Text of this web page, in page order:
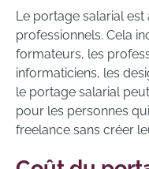
Le portage salarial
professionnels. Cela
formateurs, les
informaticiens, les
le portage salarial
pour les personnes
freelance sans créer